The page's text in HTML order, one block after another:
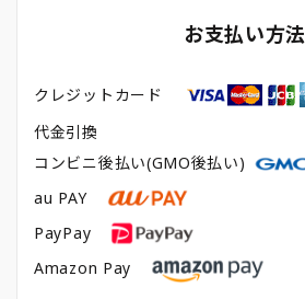
お支払い方法
クレジットカード
代金引換
コンビニ後払い(GMO後払い)
au PAY
PayPay
Amazon Pay